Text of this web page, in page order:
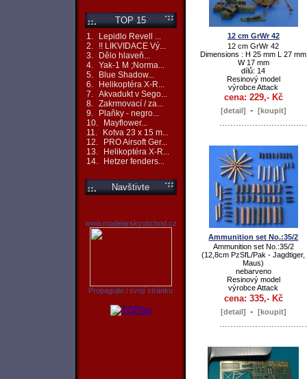
TOP 15
1.
Lepidlo Revell ...
2.
!! LIKVIDACE Vý...
3.
Dělo hlaveň...
4. Yak-1 M ;Norma...
5.
Blue Shadow...
6.
Helikoptéra X-R...
7. Akvadukt v Sego...
8. Zakrmovací / za...
9.
Plaňky - negro...
10.
Mayflower...
11.
Kotva 23 x 15 m...
12.
PRO Airsoft Ger...
13.
Helikoptéra X-R...
14.
Hetzer fenders...
Navštivte
www.modelarskyobchod.cz
Propagujte i svojí stránku
12 cm GrWr 42
12 cm GrWr 42
Dimensions : H 25 mm L 27 mm
W 17 mm
dílů: 14
Resinový model
výrobce Attack
cena: 229,- Kč
[detail] - [koupit]
Ammunition set No.:35/2
Ammunition set No.:35/2
(12,8cm PzSfL/Pak - Jagdtiger,
Maus)
nebarveno
Resinový model
výrobce Attack
cena: 335,- Kč
[detail] - [koupit]